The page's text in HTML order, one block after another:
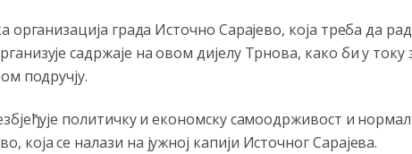
организација града Источно Сарајево, која треба да
садржаје на овом дијелу Трнова, како би у току
подручју.
политичку и економску самоодрживост и
се налази на јужној капији Источног Сарајева.